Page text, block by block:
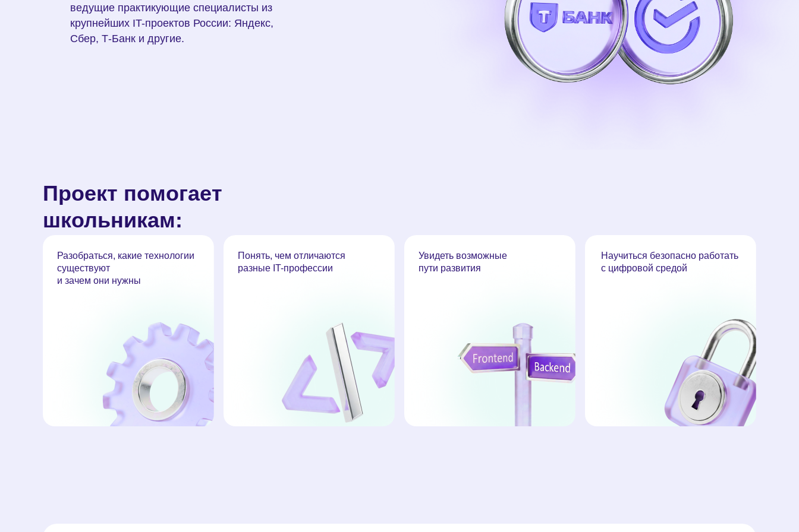
ведущие практикующие специалисты из
крупнейших IT-проектов России: Яндекс,
Сбер, Т-Банк и другие.
Проект помогает
школьникам:
Научиться безопасно работать
с цифровой средой
Увидеть возможные
пути развития
Понять, чем отличаются
разные IT-профессии
Разобраться, какие технологии
существуют
и зачем они нужны
Увидеть возможные пути
развития
разные IT-профессии